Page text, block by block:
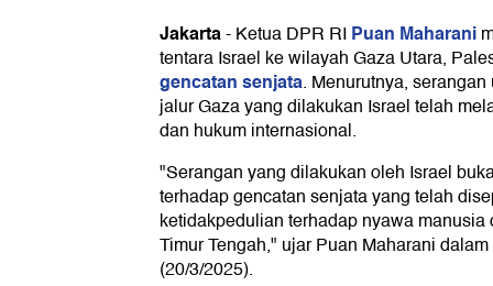
Jakarta-Ketua DPR RIPuan Maharani
tentara Israel ke wilayah Gaza Utara,
gencatan senjata. Menurutnya,
jalur Gaza yang dilakukan Israel telah
dan hukum internasional.
"Serangan yang dilakukan oleh Israel
terhadap gencatan senjata yang telah
ketidakpedulian terhadap nyawa
Timur Tengah," ujar Puan Maharani
(20/3/2025).